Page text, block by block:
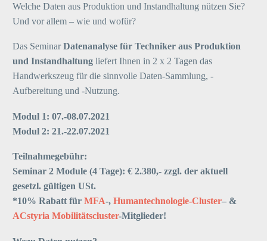
Welche Daten aus Produktion und Instandhaltung nützen Sie?
Und vor allem – wie und wofür?
Das SeminarDatenanalyse für Techniker aus Produktion
und Instandhaltung liefert Ihnen in 2 x 2 Tagen das
Handwerkszeug für die sinnvolle Daten-Sammlung, -
Aufbereitung und -Nutzung.
Modul 1: 07.-08.07.2021
Modul 2: 21.-22.07.2021
Teilnahmegebühr:
Seminar 2 Module (4 Tage): € 2.380,- zzgl. der aktuell
gesetzl. gültigen USt.
*10% Rabatt für MFA-, Humantechnologie-Cluster– &
ACstyria Mobilitätscluster-Mitglieder!